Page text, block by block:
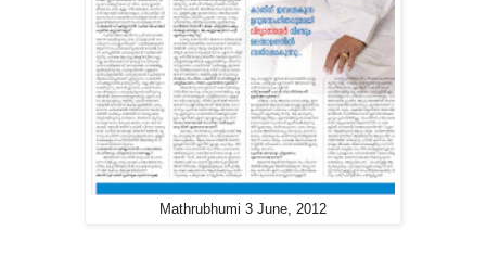
Mathrubhumi 3 June, 2012